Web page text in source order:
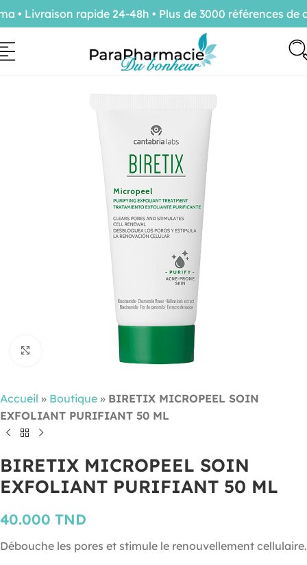
Cliquez pour agrandir
Accueil » Boutique » BIRETIX MICROPEEL SOIN
EXFOLIANT PURIFIANT 50 ML
BIRETIX MICROPEEL SOIN
EXFOLIANT PURIFIANT 50 ML
40.000 TND
Débouche les pores et stimule le renouvellement cellulaire.
Livraison rapide 24-48h • Plus de 3000 références de